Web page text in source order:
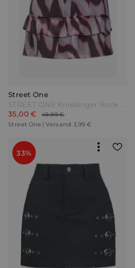
Street One
STREET ONE Knielanger Rock aus Chiffon mit Print - clouded blush Pink
35,00 €
49,99 €
Street One | Versand: 3,99 €
33%